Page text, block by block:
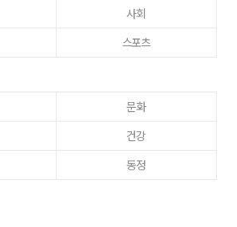
사회
스포츠
문화
건강
동정